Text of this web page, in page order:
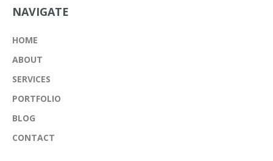
NAVIGATE
HOME
ABOUT
SERVICES
PORTFOLIO
BLOG
CONTACT